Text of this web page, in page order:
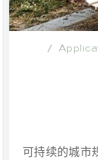
/
可持续的城市